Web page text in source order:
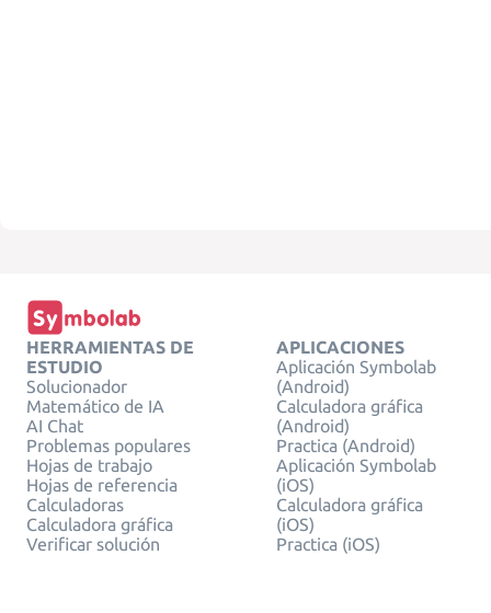
HERRAMIENTAS DE
ESTUDIO
Solucionador
Matemático de IA
AI Chat
Problemas populares
Hojas de trabajo
Hojas de referencia
Calculadoras
Calculadora gráfica
Verificar solución
APLICACIONES
Aplicación Symbolab
(Android)
Calculadora gráfica
(Android)
Practica (Android)
Aplicación Symbolab
(iOS)
Calculadora gráfica
(iOS)
Practica (iOS)